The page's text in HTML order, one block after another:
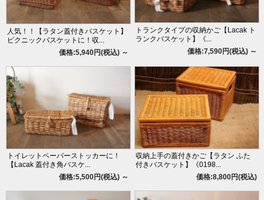
人気！！【ラタン蓋付きバスケット】
ピクニックバスケットに！収...
価格:5,940円(税込) ～
トランクタイプの収納かご【Lacak ト
ランクバスケット】《...
価格:7,590円(税込) ～
トイレットペーパーストッカーに！
【Lacak 蓋付き角バスケ...
価格:5,500円(税込) ～
収納上手の蓋付きかご【ラタン ふた
付きバスケット】《0198...
価格:8,800円(税込)